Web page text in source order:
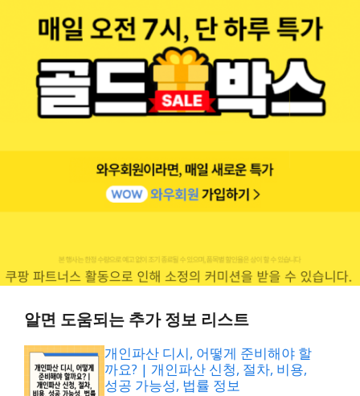
알면 도움되는 추가 정보 리스트
개인파산 디시, 어떻게 준비해야 할
까요? | 개인파산 신청, 절차, 비용,
성공 가능성, 법률 정보